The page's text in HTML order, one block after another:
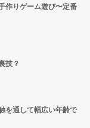
作りゲーム遊び〜定番
技？
を通して幅広い年齢で